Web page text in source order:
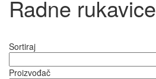
Radne rukavice
Sortiraj
Proizvođač